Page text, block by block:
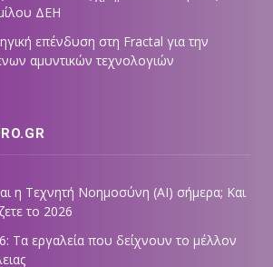
ΔΕΗ
επένδυση στη Fractal για την
αμυντικών τεχνολογιών
η Τεχνητή Νοημοσύνη (AI) σήμερα; Και
το 2026
Τα εργαλεία που δείχνουν το μέλλον